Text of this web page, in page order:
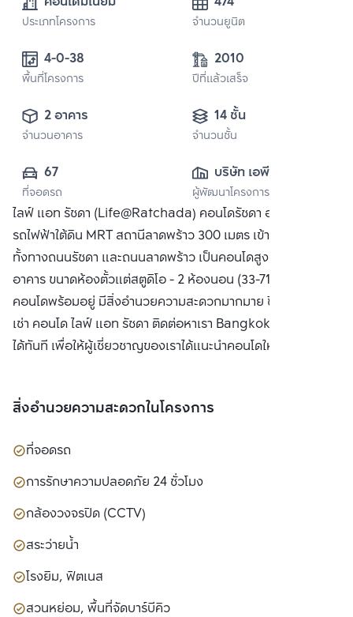
ประเภทโครงการ จำนวนยูนิต
พื้นที่โครงการ
2010
ปีที่แล้วเสร็จ
2 อาคาร
จำนวนอาคาร
14 ชั้น
จำนวนชั้น
67
ที่จอดรถ
บริษัท เอพี (ไทย
แลนด์)
จำกัด(มหาชน)
ผู้พัฒนาโครงการ
ไลฟ์ แอท รัชดา (Life@Ratchada) คอนโดรัชดา อยู่ใกล้
รถไฟฟ้าใต้ดิน MRT สถานีลาดพร้าว 300 เมตร เข้าออกสะดวก
ทั้งทางถนนรัชดา และถนนลาดพร้าว เป็นคอนโดสูงแบ่งเป็น 2
อาคาร ขนาดห้องตั้วแต่สตูดิโอ - 2 ห้องนอน (33-71.5 ตร.ม.)
คอนโดพร้อมอยู่ มีสิ่งอำนวยความสะดวกมากมาย ซื้อ ขาย หรือ
เช่า คอนโด ไลฟ์ แอท รัชดา ติดต่อหาเรา Bangkok CitiSmart
ได้ทันที เพื่อให้ผู้เชี่ยวชาญของเราได้แนะนำคอนโดให้กับท่าน
สิ่งอำนวยความสะดวกในโครงการ
ที่จอดรถ
การรักษาความปลอดภัย 24 ชั่วโมง
กล้องวงจรปิด (CCTV)
สระว่ายน้ำ
โรงยิม, ฟิตเนส
สวนหย่อม, พื้นที่จัดบาร์บีคิว